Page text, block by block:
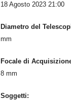
18 Agosto 2023 21:00
Diametro del
mm
Focale di
8 mm
Soggetti: